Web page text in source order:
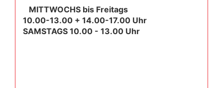
MITTWOCHS bis Freitags
10.00-13.00 + 14.00-17.00 Uhr
SAMSTAGS 10.00 - 13.00 Uhr